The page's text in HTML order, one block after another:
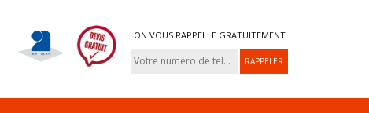
ON VOUS RAPPELLE GRATUITEMENT